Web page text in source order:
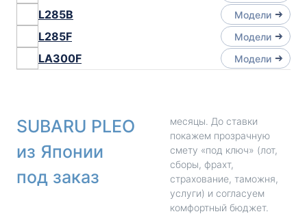
L285B Модели
L285F Модели
LA300F Модели
SUBARU PLEO
из Японии
под заказ
месяцы. До ставки
покажем прозрачную
смету «под ключ» (лот,
сборы, фрахт,
страхование, таможня,
услуги) и согласуем
комфортный бюджет.